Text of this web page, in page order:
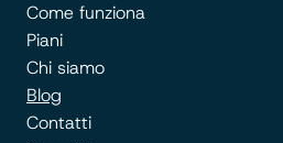
Come funziona
Piani
Chi siamo
Blog
Contatti